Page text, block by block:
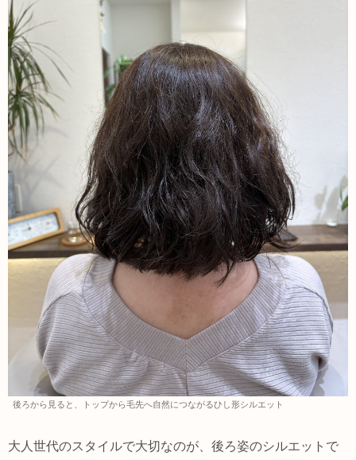
後ろから見ると、トップから毛先へ自然につながるひし形シルエット
大人世代のスタイルで大切なのが、後ろ姿のシルエットで